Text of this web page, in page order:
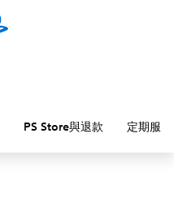
PS Store與退款 定期服務